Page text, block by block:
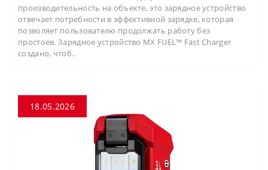
производительность на объекте, это зарядное устройство
отвечает потребности в эффективной зарядке, которая
позволяет пользователю продолжать работу без
простоев. Зарядное устройство MX FUEL™ Fast Charger
создано, чтоб..
18.05.2026